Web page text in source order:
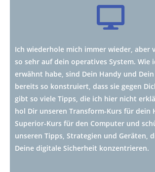
Ich wiederhole mich immer wieder, aber
so sehr auf dein operatives System. Wie
erwähnt habe, sind Dein Handy und
bereits so konstruiert, dass sie gegen
gibt so viele Tipps, die ich hier nicht
hol Dir unseren Transform-Kurs für dein
Superior-Kurs für den Computer und
unseren Tipps, Strategien und Geräten,
Deine digitale Sicherheit konzentrieren.